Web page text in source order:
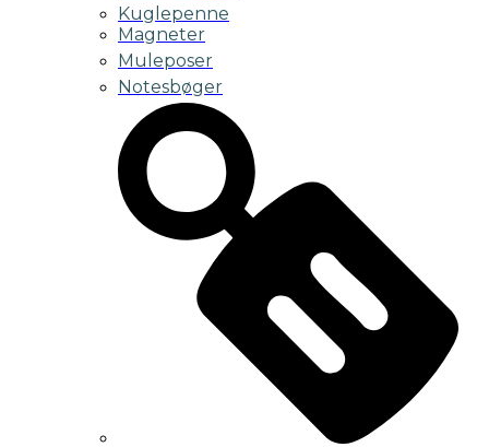
Kuglepenne
Magneter
Muleposer
Notesbøger